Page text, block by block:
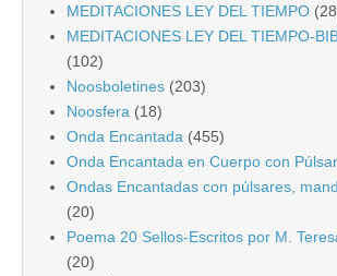
MEDITACIONES LEY DEL TIEMPO
MEDITACIONES LEY DEL TIEMPO-
(102)
Noosboletines (203)
Noosfera (18)
Onda Encantada (455)
Onda Encantada en Cuerpo con
Ondas Encantadas con púlsares,
(20)
Poema 20 Sellos-Escritos por M.
(20)